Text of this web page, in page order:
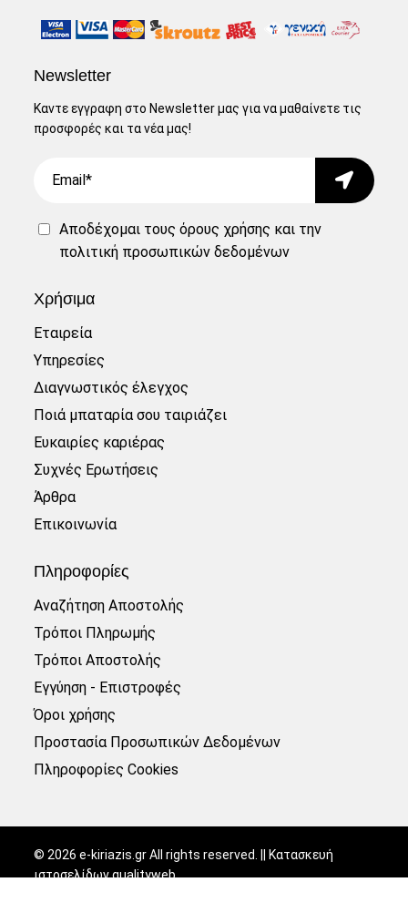
Newsletter
Καντε εγγραφη στο Newsletter μας για να μαθαίνετε τις
προσφορές και τα νέα μας!
Submit
Αποδέχομαι τουςόρους χρήσης και την
πολιτική προσωπικών δεδομένων
Χρήσιμα
Εταιρεία
Υπηρεσίες
Διαγνωστικός έλεγχος
Ποιά μπαταρία σου ταιριάζει
Ευκαιρίες καριέρας
Συχνές Ερωτήσεις
Άρθρα
Επικοινωνία
Πληροφορίες
Αναζήτηση Αποστολής
Τρόποι Πληρωμής
Τρόποι Αποστολής
Εγγύηση - Επιστροφές
Όροι χρήσης
Προστασία Προσωπικών Δεδομένων
Πληροφορίες Cookies
© 2026 e-kiriazis.gr All rights reserved. || Κατασκευή
ιστοσελίδωνqualityweb.